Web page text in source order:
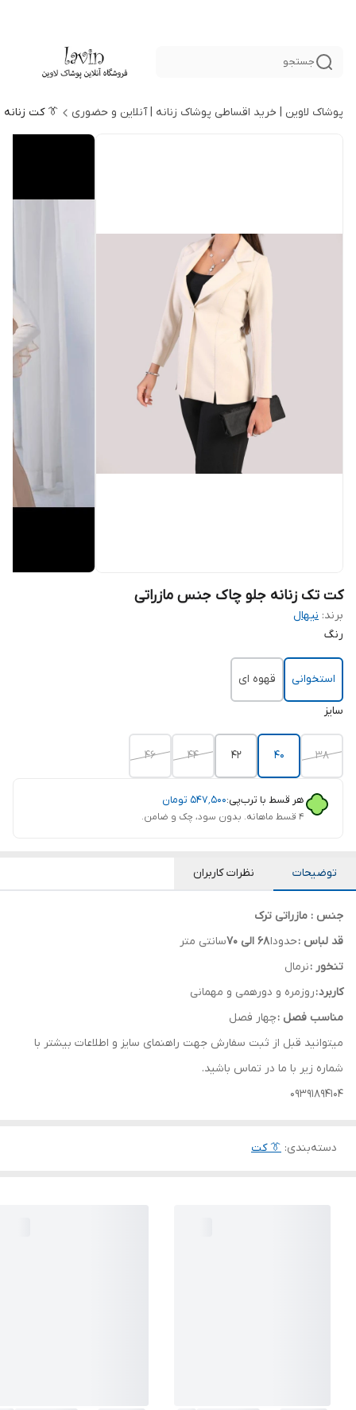
جستجو
پوشاک لاوین | خرید اقساطی پوشاک زنانه | آنلاین و حضوری 👔 کت زنانه
کت تک زنانه جلو چاک جنس مازراتی
برند: نیهال
رنگ
استخوانی قهوه ای
سایز
38
40
42
44
46
هر قسط با ترب‌پی:۵۴۷٬۵۰۰ تومان
۴ قسط ماهانه. بدون سود، چک و ضامن.
توضیحات نظرات کاربران
جنس : مازراتی ترک
قد لباس :حدودا68 الی 70
سانتی متر
تنخور :نرمال
کاربرد :روزمره و دورهمی و مهمانی
مناسب فصل :چهار فصل
میتوانید قبل از ثبت سفارش جهت راهنمای سایز و اطلاعات بیشتر با
شماره زیر با ما در تماس باشید.
09391894104
دسته‌بندی: 👔 کت